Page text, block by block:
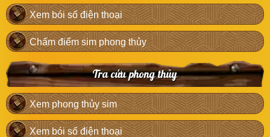
Xem bói số điện thoại
Chấm điểm sim phong thủy
Tra cứu phong thủy
Xem phong thủy sim
Xem bói số điện thoại